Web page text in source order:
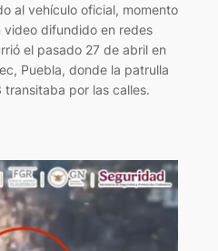
al vehículo oficial, momento
difundido en redes
el pasado 27 de abril en
Puebla, donde la patrulla
por las calles.